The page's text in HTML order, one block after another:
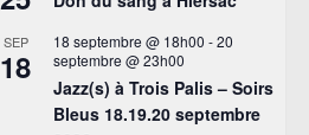
SEP
18
18 septembre @ 18h00 -20
septembre @ 23h00
Jazz(s) à Trois Palis – Soirs
Bleus 18.19.20 septembre